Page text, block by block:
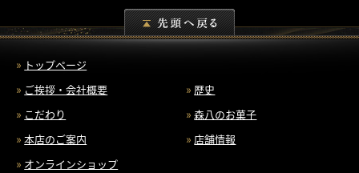
トップページ
ご挨拶・会社概要
歴史
こだわり
森八のお菓子
本店のご案内
店舗情報
オンラインショップ